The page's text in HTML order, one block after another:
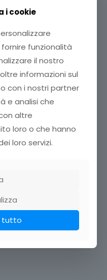
in cui queste risorse
di donatori.
infatti la
un coefficiente di
alla quantità,
ritirati dalla vendita
i cookie
funzionalità
il nostro
informazioni sul
con i nostri partner
e analisi che
altre
loro o che hanno
loro servizi.
tutto